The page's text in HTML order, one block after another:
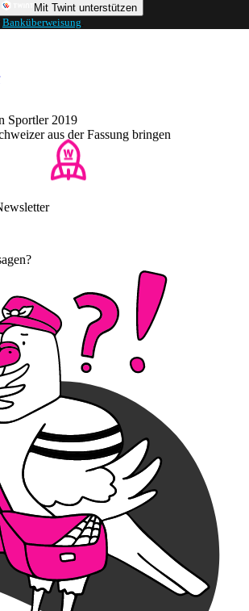
Mit Twint unterstützen
Banküberweisung
Sportler 2019
aus der Fassung bringen